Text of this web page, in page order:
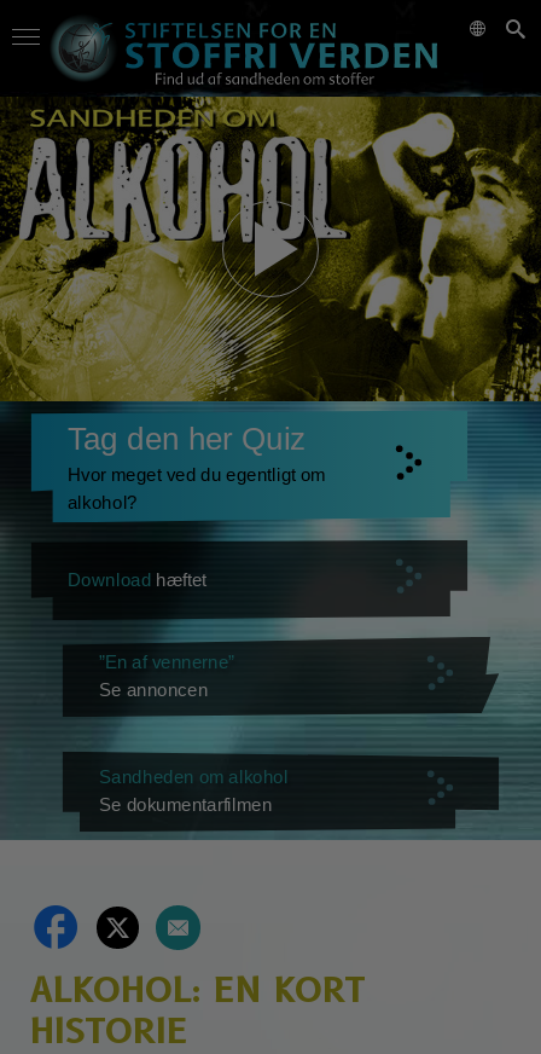
Tag den her Quiz
Hvor meget ved du egentligt om
alkohol?
Download hæftet
”En af vennerne”
Se annoncen
Sandheden om alkohol
Se dokumentarfilmen
ALKOHOL: EN KORT
HISTORIE